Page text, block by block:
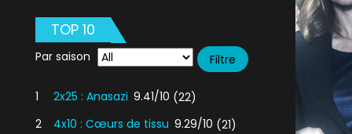
TOP 10
Par saison
1 2x25 : Anasazi 9.41/10 (22)
2
4x10 : Cœurs de tissu 9.29/10 (21)